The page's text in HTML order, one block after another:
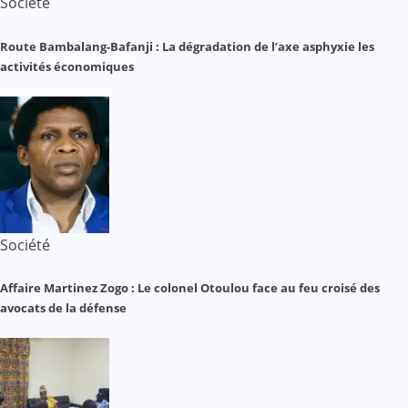
Route Bambalang-Bafanji : La dégradation de l’axe asphyxie les
activités économiques
Société
Affaire Martinez Zogo : Le colonel Otoulou face au feu croisé des
avocats de la défense